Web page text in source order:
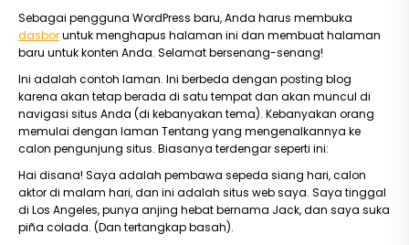
Sebagai pengguna WordPress baru, Anda harus membuka
dasboruntuk menghapus halaman ini dan membuat halaman
baru untuk konten Anda. Selamat bersenang-senang!
Ini adalah contoh laman. Ini berbeda dengan posting blog
karena akan tetap berada di satu tempat dan akan muncul di
navigasi situs Anda (di kebanyakan tema). Kebanyakan orang
memulai dengan laman Tentang yang mengenalkannya ke
calon pengunjung situs. Biasanya terdengar seperti ini:
Hai disana! Saya adalah pembawa sepeda siang hari, calon
aktor di malam hari, dan ini adalah situs web saya. Saya tinggal
di Los Angeles, punya anjing hebat bernama Jack, dan saya suka
piña colada. (Dan tertangkap basah).